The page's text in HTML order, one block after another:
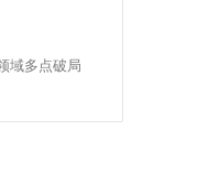
域多点破局